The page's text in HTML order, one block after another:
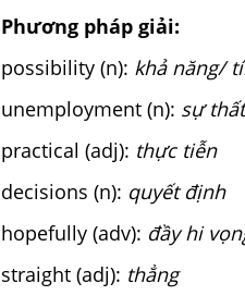
Phương pháp giải:
possibility (n): khả
unemployment (n): sự
practical (adj): thực tiễn
decisions (n): quyết định
hopefully (adv): đầy hi
straight (adj): thẳng